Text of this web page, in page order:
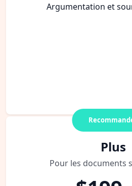
Argumentation et
Plus
Pour les documents